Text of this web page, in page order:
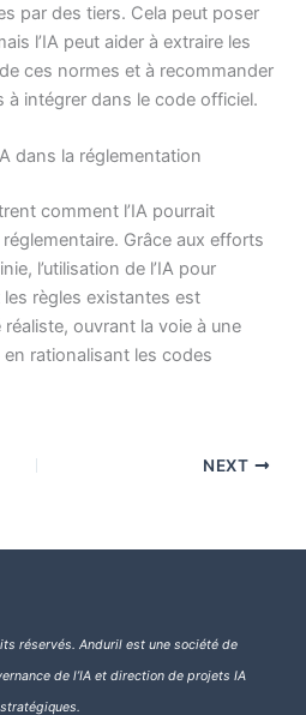
par des tiers. Cela peut poser
l’IA peut aider à extraire les
ces normes et à recommander
à intégrer dans le code officiel.
dans la réglementation
comment l’IA pourrait
Grâce aux efforts
l’utilisation de l’IA pour
règles existantes est
ouvrant la voie à une
en rationalisant les codes
NEXT
réservés. Anduril est une société de
de l’IA et direction de projets IA
stratégiques.